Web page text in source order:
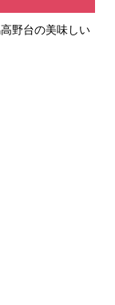
野台の美味しい